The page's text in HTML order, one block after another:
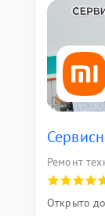
Ремонт
Открыто